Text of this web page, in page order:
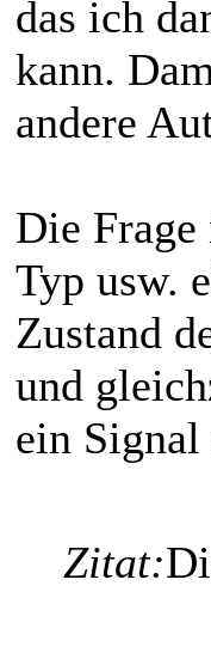
das ich
kann.
andere
Die
Typ usw.
Zustand
und
ein
Zitat: